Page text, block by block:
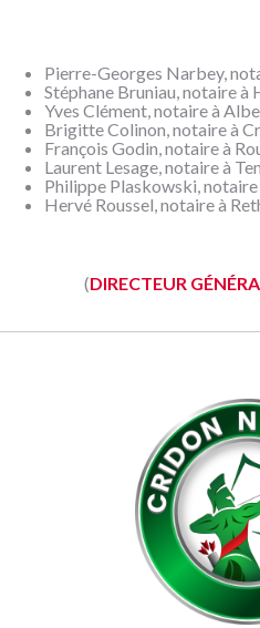
Pierre-Georges Narbey,
Stéphane Bruniau, notaire à
Yves Clément, notaire à
Brigitte Colinon, notaire à
François Godin, notaire à
Laurent Lesage, notaire à
Philippe Plaskowski,
Hervé Roussel, notaire à
(DIRECTEUR